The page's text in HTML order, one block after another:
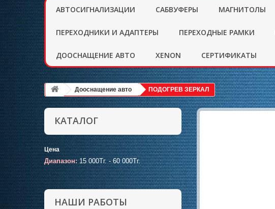
АВТОСИГНАЛИЗАЦИИ САБВУФЕРЫ МАГНИТОЛЫ
ПЕРЕХОДНИКИ И АДАПТЕРЫ ПЕРЕХОДНЫЕ РАМКИ
ДООСНАЩЕНИЕ АВТО XENON CЕРТИФИКАТЫ
Дооснащение авто ПОДОГРЕВ ЗЕРКАЛ
КАТАЛОГ
Цена
Диапазон: 15 000Тг. - 60 000Тг.
НАШИ РАБОТЫ